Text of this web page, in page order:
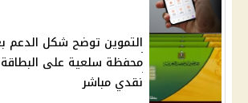
التموين توضح شكل الدعم
محفظة سلعية على
نقدي مباشر